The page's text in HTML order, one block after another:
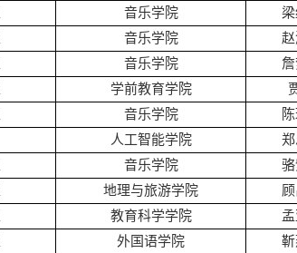
音乐学院 梁
音乐学院
音乐学院
学前教育学院
音乐学院
人工智能学院
音乐学院
地理与旅游学院
教育科学学院
外国语学院